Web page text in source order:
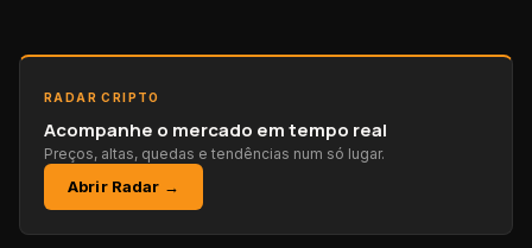
RADAR CRIPTO
Acompanhe o mercado em tempo real
Preços, altas, quedas e tendências num só lugar.
Abrir Radar →